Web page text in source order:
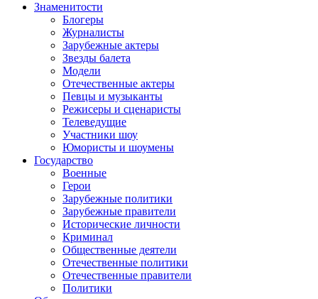
Знаменитости
Блогеры
Журналисты
Зарубежные актеры
Звезды балета
Модели
Отечественные актеры
Певцы и музыканты
Режисеры и сценаристы
Телеведущие
Участники шоу
Юмористы и шоумены
Государство
Военные
Герои
Зарубежные политики
Зарубежные правители
Исторические личности
Криминал
Общественные деятели
Отечественные политики
Отечественные правители
Политики